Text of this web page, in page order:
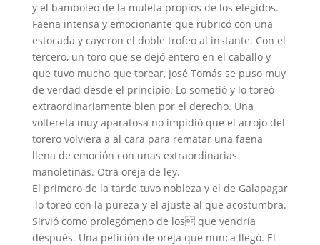
y el bamboleo de la muleta propios de los elegidos.
Faena intensa y emocionante que rubricó con una
estocada y cayeron el doble trofeo al instante. Con el
tercero, un toro que se dejó entero en el caballo y
que tuvo mucho que torear, José Tomás se puso muy
de verdad desde el principio. Lo sometió y lo toreó
extraordinariamente bien por el derecho. Una
voltereta muy aparatosa no impidió que el arrojo del
torero volviera a al cara para rematar una faena
llena de emoción con unas extraordinarias
manoletinas. Otra oreja de ley.
El primero de la tarde tuvo nobleza y el de Galapagar
lo toreó con la pureza y el ajuste al que acostumbra.
Sirvió como prolegómeno de los que vendría
después. Una petición de oreja que nunca llegó. El